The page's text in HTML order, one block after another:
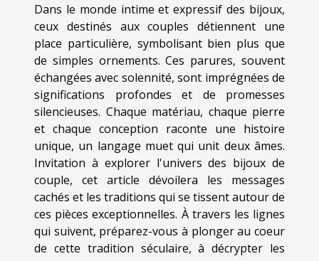
Dans le monde intime et expressif des bijoux,
ceux destinés aux couples détiennent une
place particulière, symbolisant bien plus que
de simples ornements. Ces parures, souvent
échangées avec solennité, sont imprégnées de
significations profondes et de promesses
silencieuses. Chaque matériau, chaque pierre
et chaque conception raconte une histoire
unique, un langage muet qui unit deux âmes.
Invitation à explorer l'univers des bijoux de
couple, cet article dévoilera les messages
cachés et les traditions qui se tissent autour de
ces pièces exceptionnelles. À travers les lignes
qui suivent, préparez-vous à plonger au coeur
de cette tradition séculaire, à décrypter les